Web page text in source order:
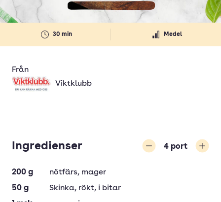
30 min Medel
Från
Viktklubb
Ingredienser 4 port
200 g nötfärs, mager
50 g Skinka, rökt, i bitar